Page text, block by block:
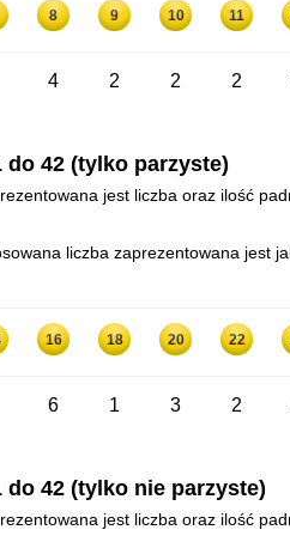
8 9 10 11
4 2 2 2
42 (tylko parzyste)
jest liczba oraz ilość
liczba zaprezentowana jest
16 18 20 22
6 1 3 2
42 (tylko nie parzyste)
jest liczba oraz ilość